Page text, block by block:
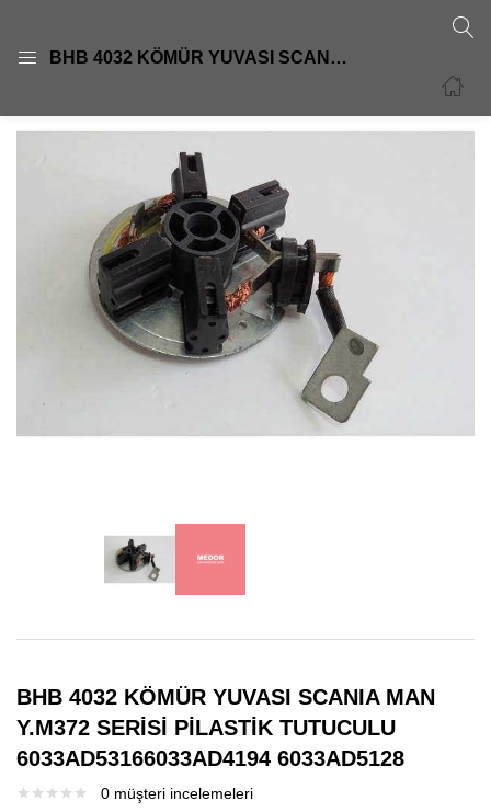
BHB 4032 KÖMÜR YUVASI SCANIA MAN Y.M372 SERİSİ PİLASTİK TUTUCULU 6033AD53166033AD4194 6033AD5128
Beni Hatırla
BHB 4032 KÖMÜR YUVASI SCANIA MAN
Y.M372 SERİSİ PİLASTİK TUTUCULU
6033AD53166033AD4194 6033AD5128
0 müşteri incelemeleri